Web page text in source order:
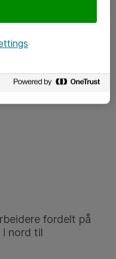
fordelt på
nord til